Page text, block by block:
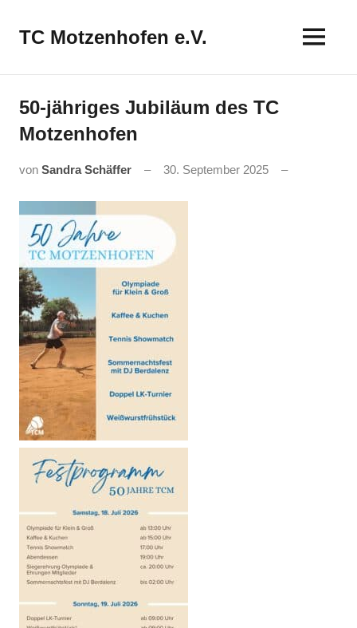
InhaltTC Motzenhofen e.V.
50-jähriges Jubiläum des TC
Motzenhofen
von Sandra Schäffer 30. September 2025